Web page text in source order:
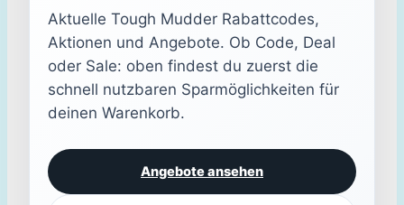
Aktuelle Tough Mudder Rabattcodes,
Aktionen und Angebote. Ob Code, Deal
oder Sale: oben findest du zuerst die
schnell nutzbaren Sparmöglichkeiten für
deinen Warenkorb.
Angebote ansehen